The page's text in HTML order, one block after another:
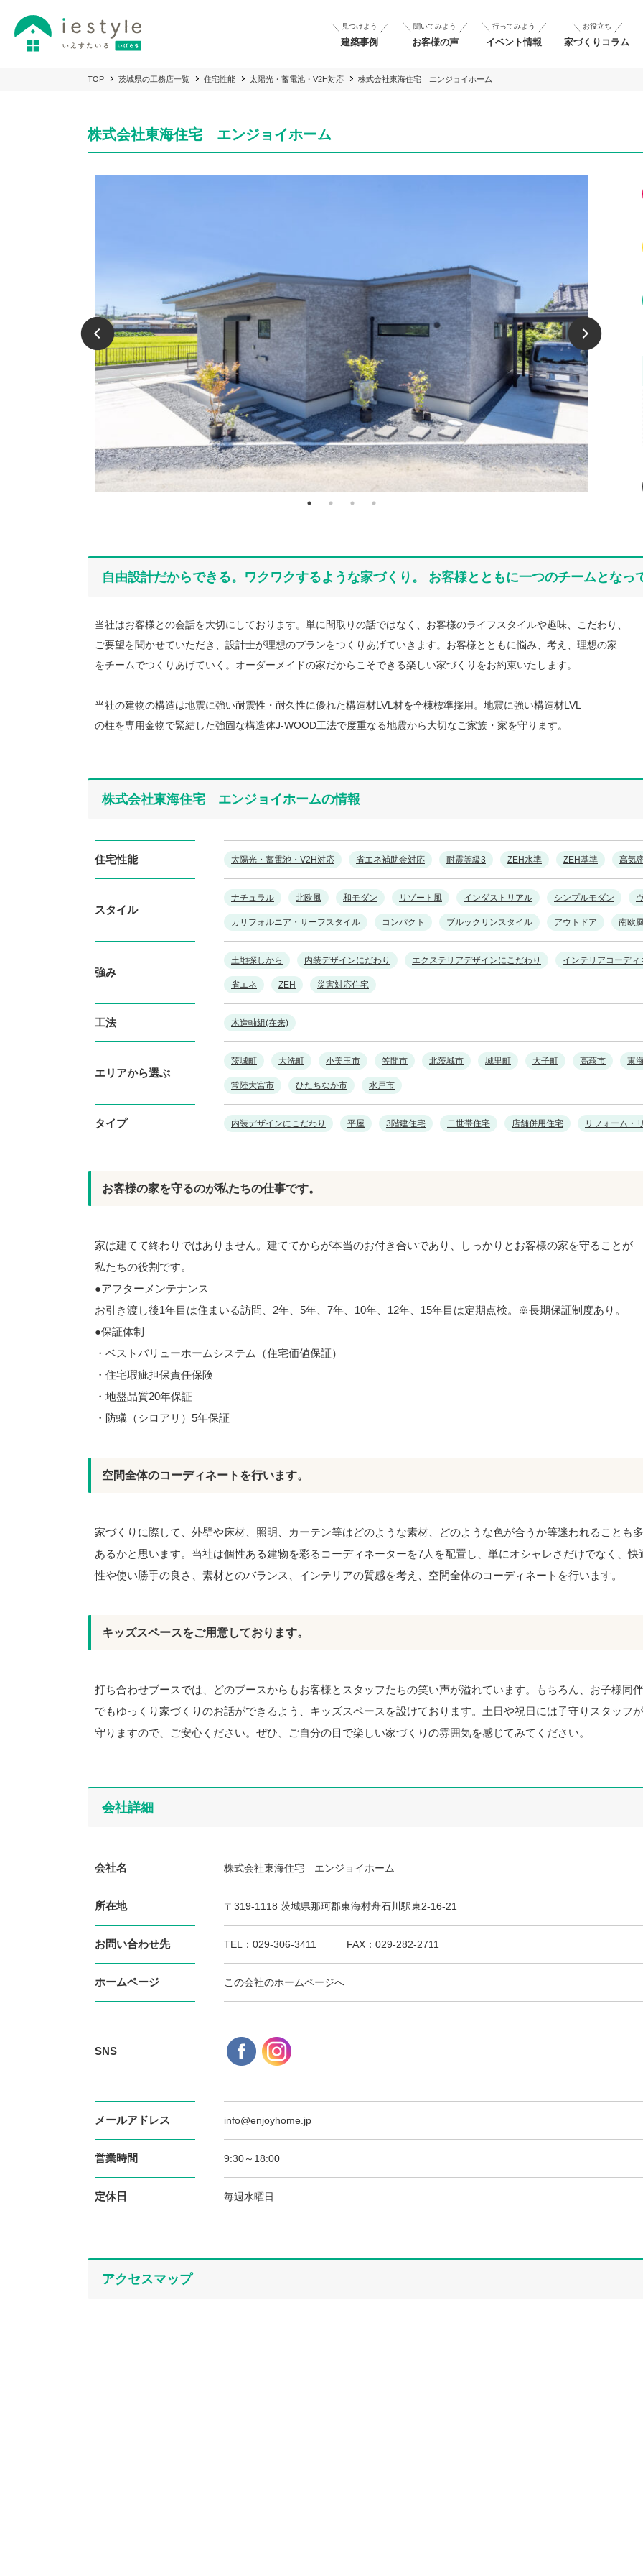
見つけよう
建築事例
聞いてみよう
お客様の声
行ってみよう
イベント情報
お役立ち
家づくりコラム
TOP 茨城県の工務店一覧 住宅性能 太陽光・蓄電池・V2H対応 株式会社東海住宅 エンジョイホーム
株式会社東海住宅 エンジョイホーム
自由設計だからできる。ワクワクするような家づくり。 お客様とともに一つのチームとなっ
当社はお客様との会話を大切にしております。単に間取りの話ではなく、お客様のライフスタイルや趣味、こだわり、
ご要望を聞かせていただき、設計士が理想のプランをつくりあげていきます。お客様とともに悩み、考え、理想の家
をチームでつくりあげていく。オーダーメイドの家だからこそできる楽しい家づくりをお約束いたします。
当社の建物の構造は地震に強い耐震性・耐久性に優れた構造材LVL材を全棟標準採用。地震に強い構造材LVL
の柱を専用金物で緊結した強固な構造体J-WOOD工法で度重なる地震から大切なご家族・家を守ります。
株式会社東海住宅 エンジョイホームの情報
住宅性能 太陽光・蓄電池・V2H対応 省エネ補助金対応 耐震等級3 ZEH水準 ZEH基準 高気
スタイル
ナチュラル 北欧風 和モダン リゾート風 インダストリアル シンプルモダン
カリフォルニア・サーフスタイル コンパクト ブルックリンスタイル アウトドア 南欧
強み
土地探しから 内装デザインにだわり エクステリアデザインにこだわり インテリアコーデ
省エネ ZEH 災害対応住宅
工法 木造軸組(在来)
エリアから選ぶ
茨城町 大洗町 小美玉市 笠間市 北茨城市 城里町 大子町 高萩市 東
常陸大宮市 ひたちなか市 水戸市
タイプ 内装デザインにこだわり 平屋 3階建住宅 二世帯住宅 店舗併用住宅 リフォーム・
お客様の家を守るのが私たちの仕事です。
家は建てて終わりではありません。建ててからが本当のお付き合いであり、しっかりとお客様の家を守ることが
私たちの役割です。
●アフターメンテナンス
お引き渡し後1年目は住まいる訪問、2年、5年、7年、10年、12年、15年目は定期点検。※長期保証制度あり。
●保証体制
・ベストバリューホームシステム（住宅価値保証）
・住宅瑕疵担保責任保険
・地盤品質20年保証
・防蟻（シロアリ）5年保証
空間全体のコーディネートを行います。
家づくりに際して、外壁や床材、照明、カーテン等はどのような素材、どのような色が合うか等迷われることも
あるかと思います。当社は個性ある建物を彩るコーディネーターを7人を配置し、単にオシャレさだけでなく、快
性や使い勝手の良さ、素材とのバランス、インテリアの質感を考え、空間全体のコーディネートを行います。
キッズスペースをご用意しております。
打ち合わせブースでは、どのブースからもお客様とスタッフたちの笑い声が溢れています。もちろん、お子様同伴
でもゆっくり家づくりのお話ができるよう、キッズスペースを設けております。土日や祝日には子守りスタッフ
守りますので、ご安心ください。ぜひ、ご自分の目で楽しい家づくりの雰囲気を感じてみてください。
会社詳細
会社名 株式会社東海住宅 エンジョイホーム
所在地 〒319-1118 茨城県那珂郡東海村舟石川駅東2-16-21
お問い合わせ先 TEL：029-306-3411 FAX：029-282-2711
ホームページ この会社のホームページへ
SNS
メールアドレス info@enjoyhome.jp
営業時間 9:30～18:00
定休日 毎週水曜日
アクセスマップ